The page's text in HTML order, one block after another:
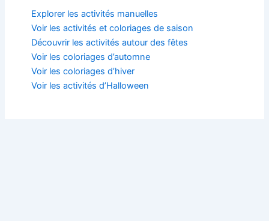
Explorer les activités manuelles
Voir les activités et coloriages de saison
Découvrir les activités autour des fêtes
Voir les coloriages d’automne
Voir les coloriages d’hiver
Voir les activités d’Halloween